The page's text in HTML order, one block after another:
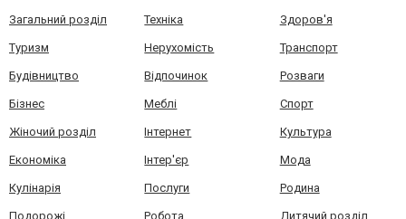
Загальний розділ Техніка Здоров'я
Туризм Нерухомість Транспорт
Будівництво Відпочинок Розваги
Бізнес Меблі Спорт
Жіночий розділ Інтернет Культура
Економіка Інтер'єр Мода
Кулінарія Послуги Родина
Подорожі Робота Дитячий розділ